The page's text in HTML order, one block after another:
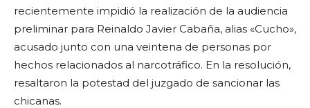
recientemente impidió la realización de la audiencia
preliminar para Reinaldo Javier Cabaña, alias «Cucho»,
acusado junto con una veintena de personas por
hechos relacionados al narcotráfico. En la resolución,
resaltaron la potestad del juzgado de sancionar las
chicanas.